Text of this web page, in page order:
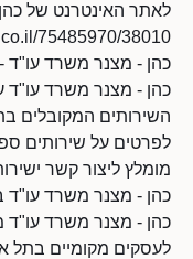
לאתר האינטרנט של
75485970/38010/
כהן - מצנר משרד עו"ד -
כהן - מצנר משרד עו"ד
השירותים המקובלים
לפרטים על שירותים
מומלץ ליצור קשר
כהן - מצנר משרד עו"ד
כהן - מצנר משרד
לעסקים מקומיים בתל